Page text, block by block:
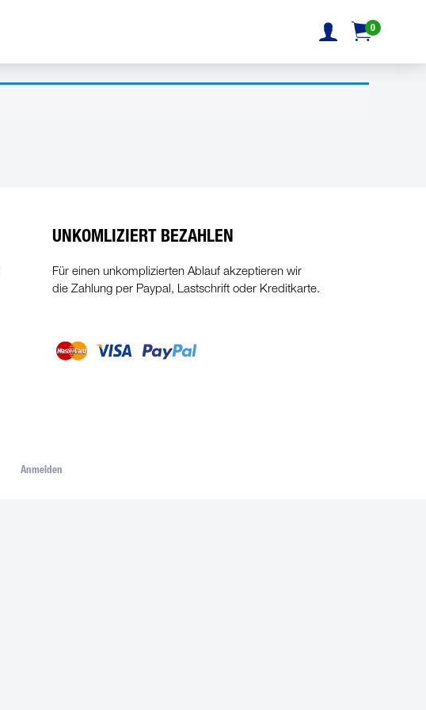
0
UNKOMLIZIERT BEZAHLEN
Für einen unkomplizierten Ablauf akzeptieren wir
die Zahlung per Paypal, Lastschrift oder Kreditkarte.
Anmelden